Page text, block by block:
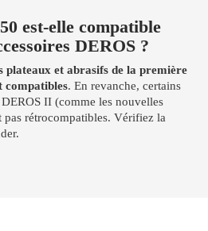
est-elle compatible
DEROS ?
plateaux et abrasifs de la première
compatibles. En revanche, certains
II (comme les nouvelles
pas rétrocompatibles. Vérifiez la